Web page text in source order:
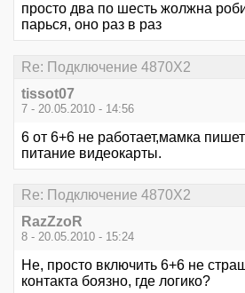
просто два по шесть жолжна
парься, оно раз в раз
Re: Подключение 4870Х2
tissot07
7 - 20.05.2010 - 14:56
6 от 6+6 не работает,мамка
питание видеокарты.
Re: Подключение 4870Х2
RazZzoR
8 - 20.05.2010 - 15:24
Не, просто включить 6+6 не
контакта боязно, где логико?